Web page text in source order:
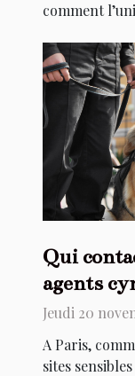
comment
Qui
agents
Jeudi 20
A Paris,
sites